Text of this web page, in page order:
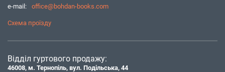
e-mail:
office@bohdan-books.com
Схема проїзду
Відділ гуртового продажу:
46008, м. Тернопіль, вул. Подільська, 44